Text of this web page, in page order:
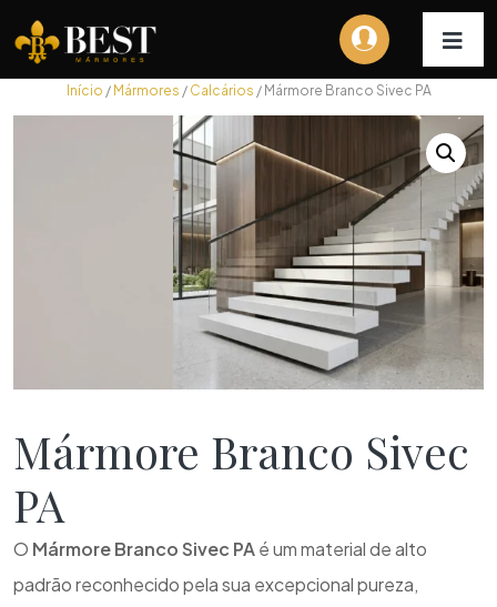
Início / Mármores / Calcários / Mármore Branco Sivec PA
Mármore Branco Sivec
PA
O Mármore Branco Sivec PAé um material de alto
padrão reconhecido pela sua excepcional pureza,